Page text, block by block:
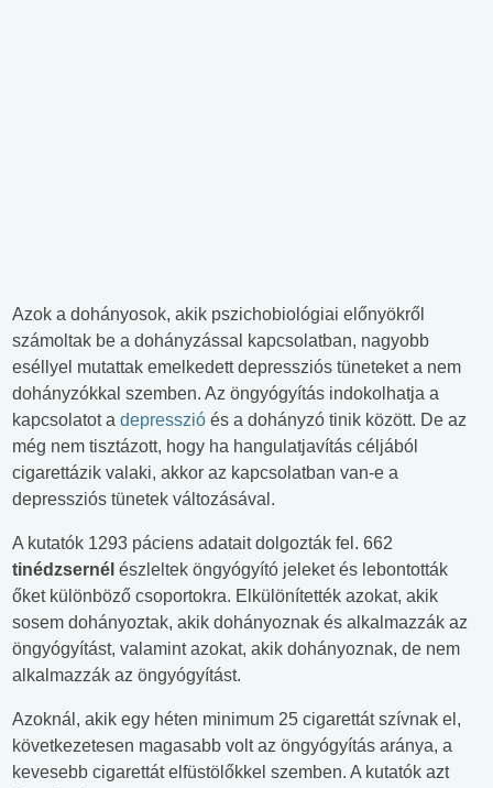
Azok a dohányosok, akik pszichobiológiai előnyökről
számoltak be a dohányzással kapcsolatban, nagyobb
eséllyel mutattak emelkedett depressziós tüneteket a nem
dohányzókkal szemben. Az öngyógyítás indokolhatja a
kapcsolatot a depresszió és a dohányzó tinik között. De az
még nem tisztázott, hogy ha hangulatjavítás céljából
cigarettázik valaki, akkor az kapcsolatban van-e a
depressziós tünetek változásával.
A kutatók 1293 páciens adatait dolgozták fel. 662
tinédzsernél észleltek öngyógyító jeleket és lebontották
őket különböző csoportokra. Elkülönítették azokat, akik
sosem dohányoztak, akik dohányoznak és alkalmazzák az
öngyógyítást, valamint azokat, akik dohányoznak, de nem
alkalmazzák az öngyógyítást.
Azoknál, akik egy héten minimum 25 cigarettát szívnak el,
következetesen magasabb volt az öngyógyítás aránya, a
kevesebb cigarettát elfüstölőkkel szemben. A kutatók azt